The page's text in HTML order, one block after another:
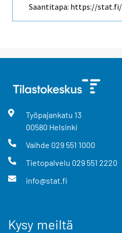
Saantitapa: https://
Työpajankatu 13
00580 Helsinki
Vaihde 029 551 1000
Tietopalvelu 029 551 2220
info@stat.fi
Kysy meiltä